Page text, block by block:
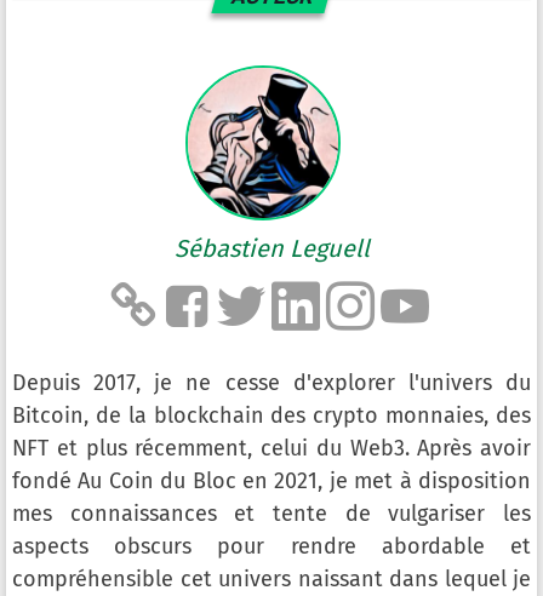
Sébastien Leguell
Depuis 2017, je ne cesse d'explorer l'univers du
Bitcoin, de la blockchain des crypto monnaies, des
NFT et plus récemment, celui du Web3. Après avoir
fondé Au Coin du Bloc en 2021, je met à disposition
mes connaissances et tente de vulgariser les
aspects obscurs pour rendre abordable et
compréhensible cet univers naissant dans lequel je